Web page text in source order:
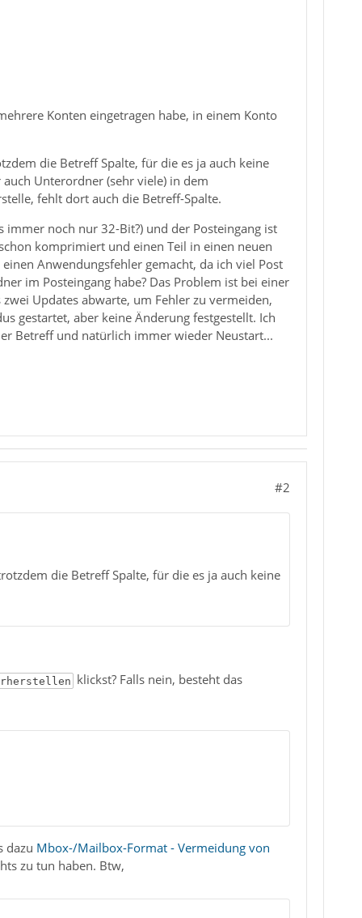
Konten eingetragen habe, in einem Konto
die Betreff Spalte, für die es ja auch keine
Unterordner (sehr viele) in dem
fehlt dort auch die Betreff-Spalte.
immer noch nur 32-Bit?) und der Posteingang ist
komprimiert und einen Teil in einen neuen
Anwendungsfehler gemacht, da ich viel Post
im Posteingang habe? Das Problem ist bei einer
Updates abwarte, um Fehler zu vermeiden,
gestartet, aber keine Änderung festgestellt. Ich
Betreff und natürlich immer wieder Neustart...
#2
die Betreff Spalte, für die es ja auch keine
klickst? Falls nein, besteht das
dazu Mbox-/Mailbox-Format - Vermeidung von
zu tun haben. Btw,